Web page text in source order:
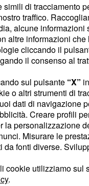
cosiddettoCampo
5 Stelle,
e +Europa) fa
al45,8%. Con un
la scelta della
progressista diventa
di tracciamento
traffico.
alcune
altre informazioni
cliccando il
il consenso al
sul pulsante “X”
o altri strumenti di
dati di navigazione
Creare profili
la personalizzazione
Misurare le
fonti diverse.
cookie utilizziamo
.